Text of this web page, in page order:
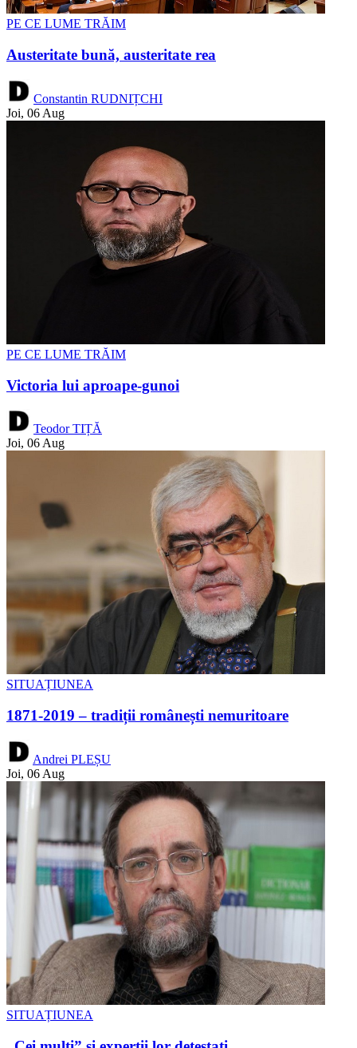
PE CE LUME TRĂIM
Austeritate bună, austeritate rea
Constantin RUDNIȚCHI
Joi, 06 Aug
PE CE LUME TRĂIM
Victoria lui aproape-gunoi
Teodor TIȚĂ
Joi, 06 Aug
SITUAȚIUNEA
1871-2019 – tradiții românești nemuritoare
Andrei PLEȘU
Joi, 06 Aug
SITUAȚIUNEA